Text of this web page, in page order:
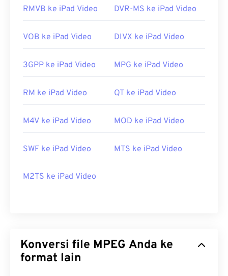
RMVB ke iPad Video DVR-MS ke iPad Video
VOB ke iPad Video DIVX ke iPad Video
3GPP ke iPad Video MPG ke iPad Video
RM ke iPad Video QT ke iPad Video
M4V ke iPad Video MOD ke iPad Video
SWF ke iPad Video MTS ke iPad Video
M2TS ke iPad Video
Konversi file MPEG Anda ke
format lain